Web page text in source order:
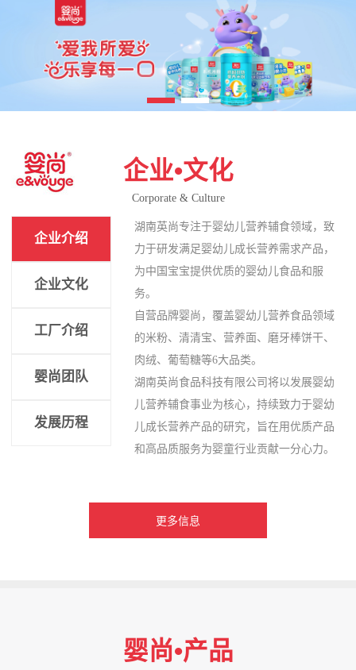
企业•文化
Corporate & Culture
企业介绍
企业文化
工厂介绍
婴尚团队
发展历程
湖南英尚专注于婴幼儿营养辅食领域，致
力于研发满足婴幼儿成长营养需求产品，
为中国宝宝提供优质的婴幼儿食品和服
务。
自营品牌婴尚，覆盖婴幼儿营养食品领域
的米粉、清清宝、营养面、磨牙棒饼干、
肉绒、葡萄糖等6大品类。
湖南英尚食品科技有限公司将以发展婴幼
儿营养辅食事业为核心，持续致力于婴幼
儿成长营养产品的研究，旨在用优质产品
和高品质服务为婴童行业贡献一分心力。
更多信息
婴尚•产品